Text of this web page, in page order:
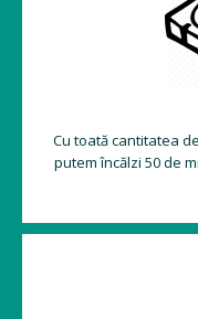
Cu toată cantitatea
putem încălzi 50 de